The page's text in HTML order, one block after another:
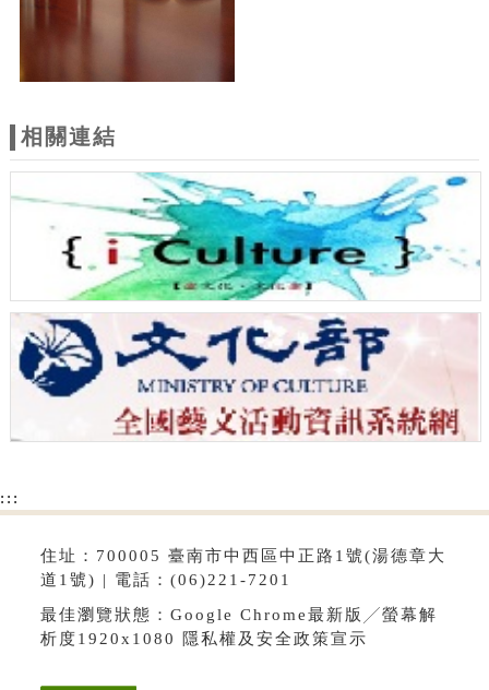
相關連結
:::
住址：700005 臺南市中西區中正路1號(湯德章大
道1號) | 電話：(06)221-7201
最佳瀏覽狀態：Google Chrome最新版╱螢幕解
析度1920x1080 隱私權及安全政策宣示